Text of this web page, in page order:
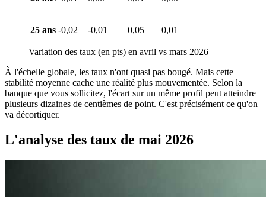
25 ans -0,02 -0,01 +0,05 0,01
Variation des taux (en pts) en avril vs mars 2026
À l'échelle globale, les taux n'ont quasi pas bougé. Mais cette
stabilité moyenne cache une réalité plus mouvementée. Selon la
banque que vous sollicitez, l'écart sur un même profil peut atteindre
plusieurs dizaines de centièmes de point. C'est précisément ce qu'on
va décortiquer.
L'analyse des taux de mai 2026